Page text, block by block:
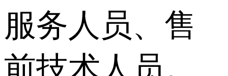
服务人员、售
前技术人员。